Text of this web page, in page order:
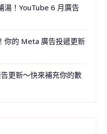
湯！YouTube 6 月廣告
你的 Meta 廣告投遞更新
更新～快來補充你的數